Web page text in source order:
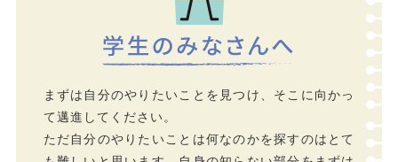
まずは自分のやりたいことを見つけ、そこに向かっ
て邁進してください。
ただ自分のやりたいことは何なのかを探すのはとて